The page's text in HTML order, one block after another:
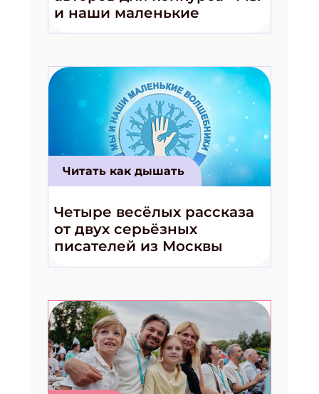
и наши маленькие
волшебники!»
Читать как дышать
Четыре весёлых рассказа
от двух серьёзных
писателей из Москвы